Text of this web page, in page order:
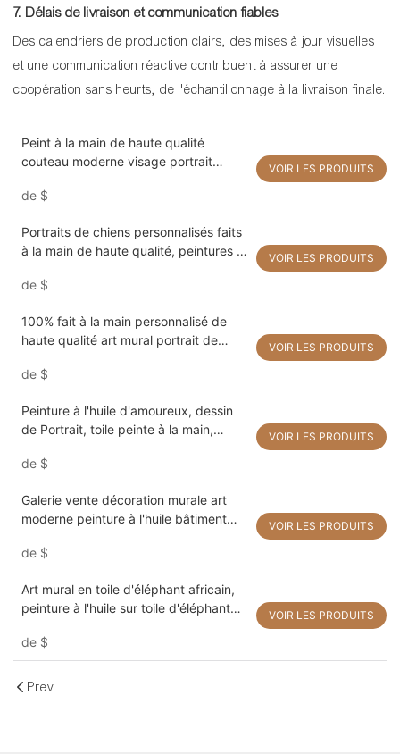
7. Délais de livraison et communication fiables
Des calendriers de production clairs, des mises à jour visuelles
et une communication réactive contribuent à assurer une
coopération sans heurts, de l'échantillonnage à la livraison finale.
Peint à la main de haute qualité
couteau moderne visage portrait
design art mural peinture acrylique sur
de $
VOIR LES PRODUITS
Portraits de chiens personnalisés faits
à la main de haute qualité, peintures à
cadeau
de $
VOIR LES PRODUITS
100% fait à la main personnalisé de
haute qualité art mural portrait de
de photo
de $
VOIR LES PRODUITS
Peinture à l'huile d'amoureux, dessin
de Portrait, toile peinte à la main,
mural moderne, cadeau fait à la main
de $
VOIR LES PRODUITS
Galerie vente décoration murale art
moderne peinture à l'huile bâtiment
qualifié
de $
VOIR LES PRODUITS
Art mural en toile d'éléphant africain,
peinture à l'huile sur toile d'éléphant
d'animaux pour la décoration de la
chambre
de $
VOIR LES PRODUITS
Prev